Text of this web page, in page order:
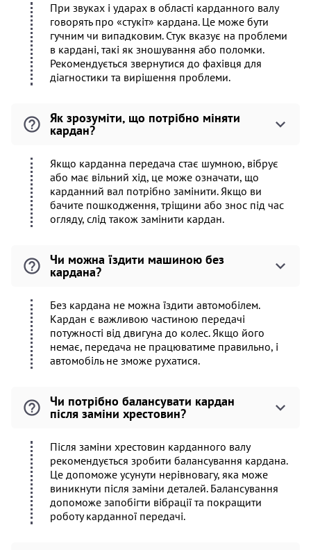
При звуках і ударах в області карданного валу
говорять про «стукіт» кардана. Це може бути
гучним чи випадковим. Стук вказує на проблеми
в кардані, такі як зношування або поломки.
Рекомендується звернутися до фахівця для
діагностики та вирішення проблеми.
Як зрозуміти, що потрібно міняти
кардан?
Якщо карданна передача стає шумною, вібрує
або має вільний хід, це може означати, що
карданний вал потрібно замінити. Якщо ви
бачите пошкодження, тріщини або знос під час
огляду, слід також замінити кардан.
Чи можна їздити машиною без
кардана?
Без кардана не можна їздити автомобілем.
Кардан є важливою частиною передачі
потужності від двигуна до колес. Якщо його
немає, передача не працюватиме правильно, і
автомобіль не зможе рухатися.
Чи потрібно балансувати кардан
після заміни хрестовин?
Після заміни хрестовин карданного валу
рекомендується зробити балансування кардана.
Це допоможе усунути нерівновагу, яка може
виникнути після заміни деталей. Балансування
допоможе запобігти вібрації та покращити
роботу карданної передачі.